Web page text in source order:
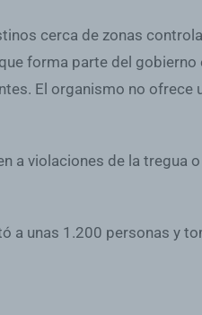
cerca de zonas
forma parte del
El organismo no ofrece
a violaciones de la tregua
a unas 1.200 personas y